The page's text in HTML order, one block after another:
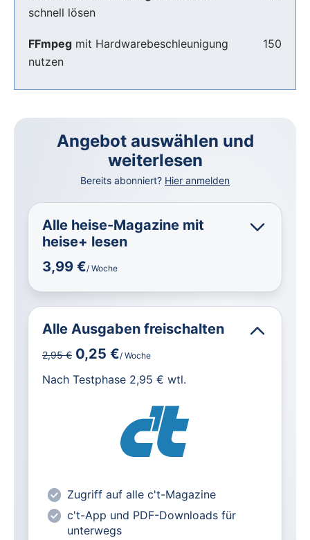
schnell lösen
FFmpeg mit Hardwarebeschleunigung
nutzen
150
Angebot auswählen und
weiterlesen
Bereits abonniert? Hier anmelden
Alle heise-Magazine mit
heise+ lesen
3,99 €/ Woche
Alle exklusiven heise+ Artikel frei
zugänglich
Abonnenten
Alle Ausgaben freischalten
2,95 € 0,25 €/ Woche
Nach Testphase 2,95 € wtl.
Zugriff auf alle c't-Magazine
c't-App und PDF-Downloads für
unterwegs